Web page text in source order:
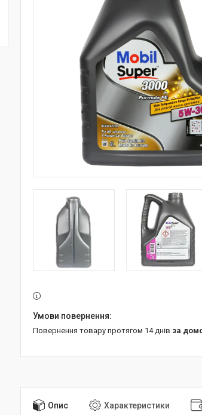
повернення товару протягом 14 днів за
Опис Характеристики